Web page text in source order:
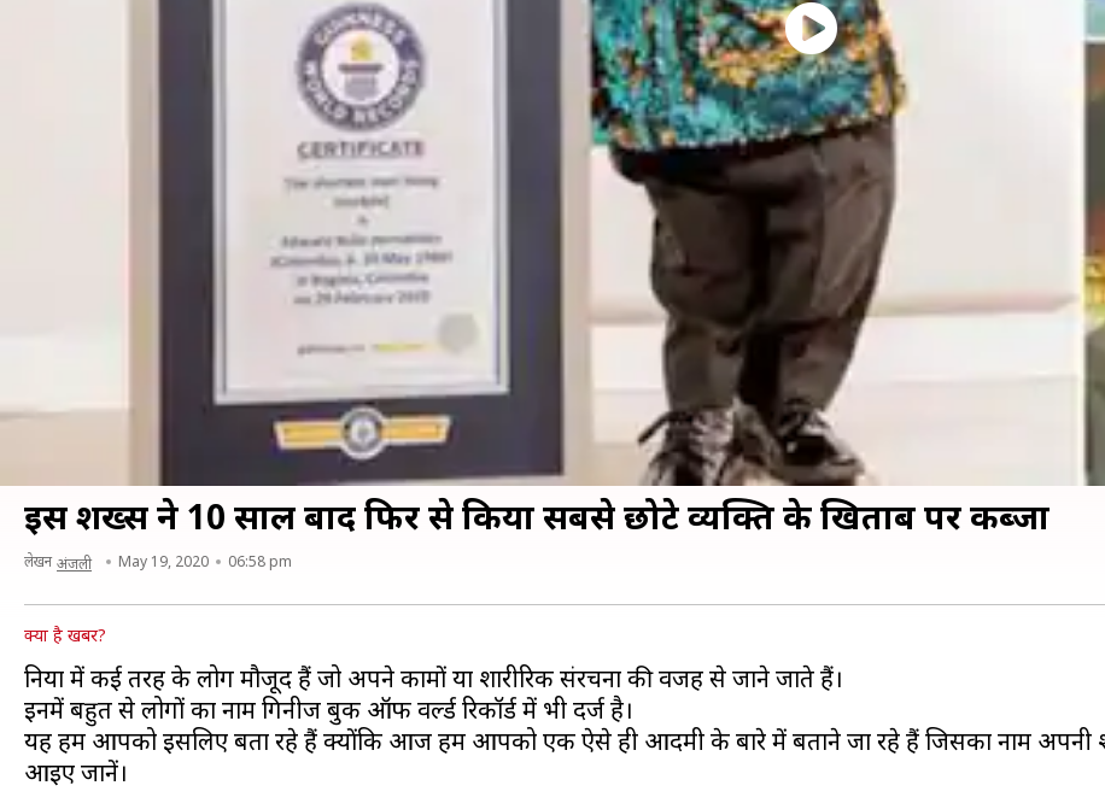
इस शख्स ने 10 साल बाद फिर से किया सबसे छोटे व्यक्ति के खिताब पर कब्जा
लेखन अंजली May 19, 2020 06:58 pm
क्या है खबर?
दुनिया में कई तरह के लोग मौजूद हैं जो अपने कामों या शारीरिक संरचना की वजह से जाने जाते हैं।
इनमें बहुत से लोगों का नाम गिनीज बुक ऑफ वर्ल्ड रिकॉर्ड में भी दर्ज है।
यह हम आपको इसलिए बता रहे हैं क्योंकि आज हम आपको एक ऐसे ही आदमी के बारे में बताने जा रहे हैं जिसका नाम अपनी